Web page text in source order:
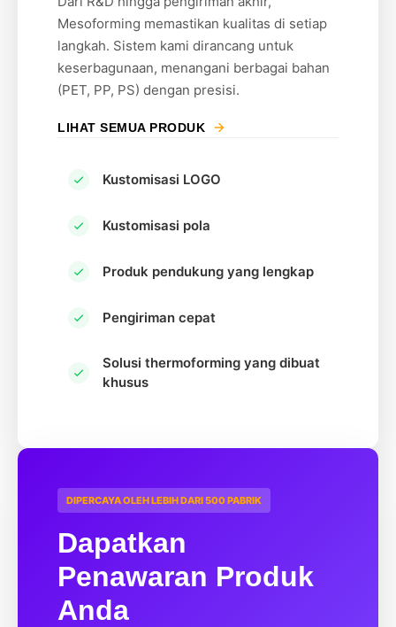
Mesoforming memastikan kualitas di setiap
langkah. Sistem kami dirancang untuk
keserbagunaan, menangani berbagai bahan
(PET, PP, PS) dengan presisi.
LIHAT SEMUA PRODUK
Kustomisasi LOGO
Kustomisasi pola
Produk pendukung yang lengkap
Pengiriman cepat
Solusi thermoforming yang dibuat
khusus
DIPERCAYA OLEH LEBIH DARI 500 PABRIK
Dapatkan
Penawaran Produk
Anda